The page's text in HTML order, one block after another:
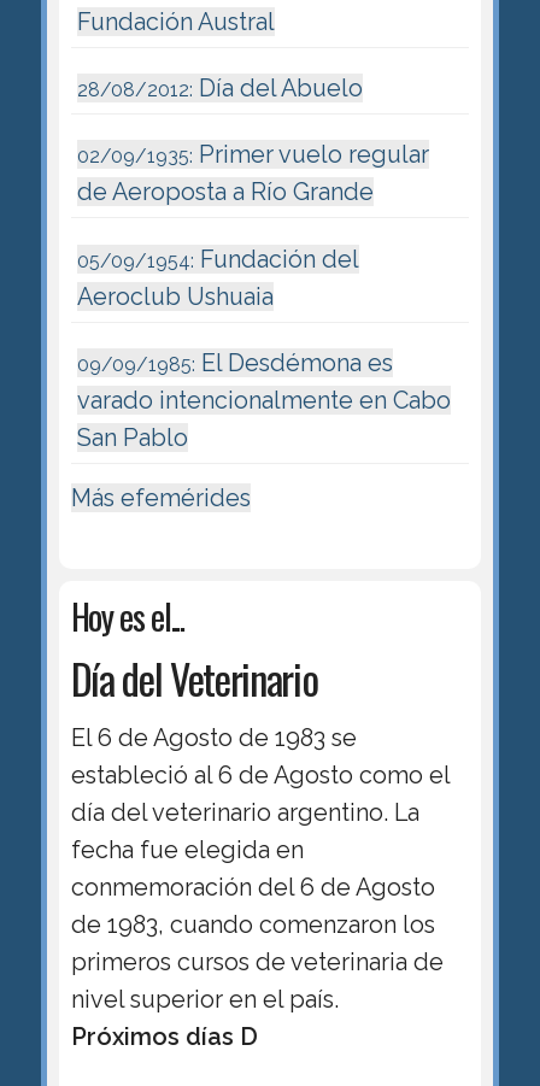
Fundación Austral
28/08/2012: Día del Abuelo
02/09/1935: Primer vuelo regular
de Aeroposta a Río Grande
05/09/1954: Fundación del
Aeroclub Ushuaia
09/09/1985: El Desdémona es
varado intencionalmente en Cabo
San Pablo
Más efemérides
Hoy es el...
Día del Veterinario
El 6 de Agosto de 1983 se
estableció al 6 de Agosto como el
día del veterinario argentino. La
fecha fue elegida en
conmemoración del 6 de Agosto
de 1983, cuando comenzaron los
primeros cursos de veterinaria de
nivel superior en el país.
Próximos días D